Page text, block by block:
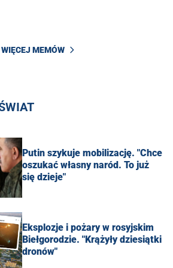
WIĘCEJ MEMÓW
Putin szykuje mobilizację. "Chce
oszukać własny naród. To już
się dzieje"
Eksplozje i pożary w rosyjskim
Biełgorodzie. "Krążyły dziesiątki
dronów"